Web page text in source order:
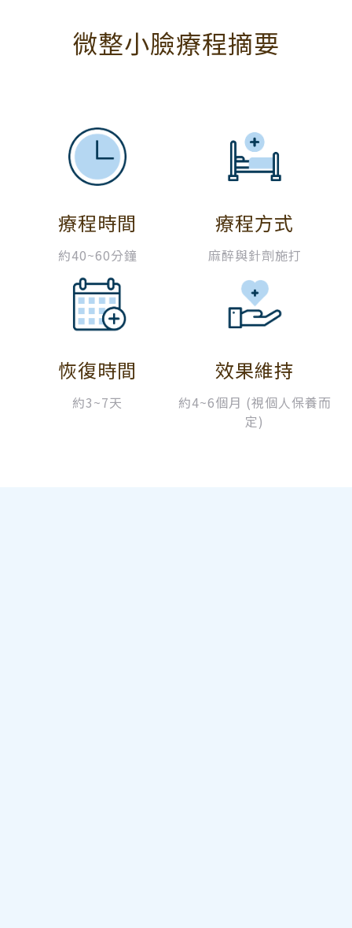
微整小臉療程摘要
療程時間
約40~60分鐘
療程方式
麻醉與針劑施打
恢復時間
約3~7天
效果維持
約4~6個月 (視個人保養而
定)